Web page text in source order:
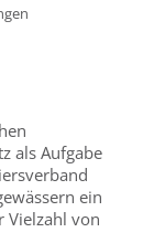
als Aufgabe
ein
Vielzahl von